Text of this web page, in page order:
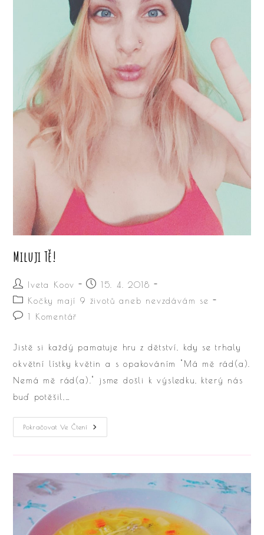
Miluji Tě!
Autor
příspěvku
Iveta Koov
Příspěvek
15. 4. 2018
Rubriky
příspěvku
Kočky mají 9 životů aneb nevzdávám se
Komentáře
1 Komentář
Jistě si každý pamatuje hru z dětství, kdy se trhaly
okvětní lístky květin a s opakováním "Má mě rád(a).
Nemá mě rád(a)." jsme došli k výsledku, který nás
buď potěšil,…
Pokračovat Ve Čtení
Miluji
Tě!